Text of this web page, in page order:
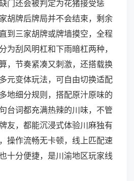
门还会被判定为花猪接受惩
胡牌后牌局并不会结束，剩余
到三家胡牌或牌墙摸空，全程
为刮风明杠和下雨暗杠两种，
，节奏紧凑又刺激，还搭载换
元变体玩法，可自由切换适配
地细分规则，搭配原汁原味的
台词都充满热辣的川味，不管
友，都能沉浸式体验川麻独有
操作流畅无卡顿，线上匹配速
十分便捷，是川渝地区玩家线